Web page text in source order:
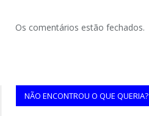
Os comentários estão fechados.
NÃO ENCONTROU O QUE QUERIA?